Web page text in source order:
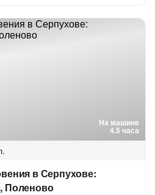
На машине
4.5 часа
в Серпухове:
Поленово